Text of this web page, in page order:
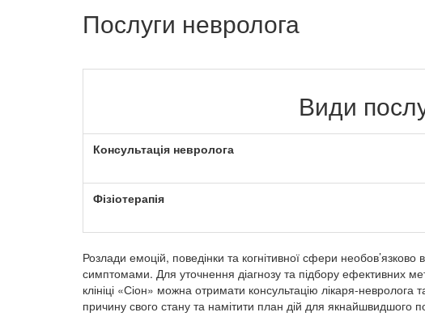
Послуги невролога
Види
Консультація невролога
Фізіотерапія
Розлади емоцій, поведінки та когнітивної сфери
симптомами. Для уточнення діагнозу та підбору ефективних
клініці «Сіон» можна отримати консультацію лікаря-
причину свого стану та намітити план дій для якнайшвидшого